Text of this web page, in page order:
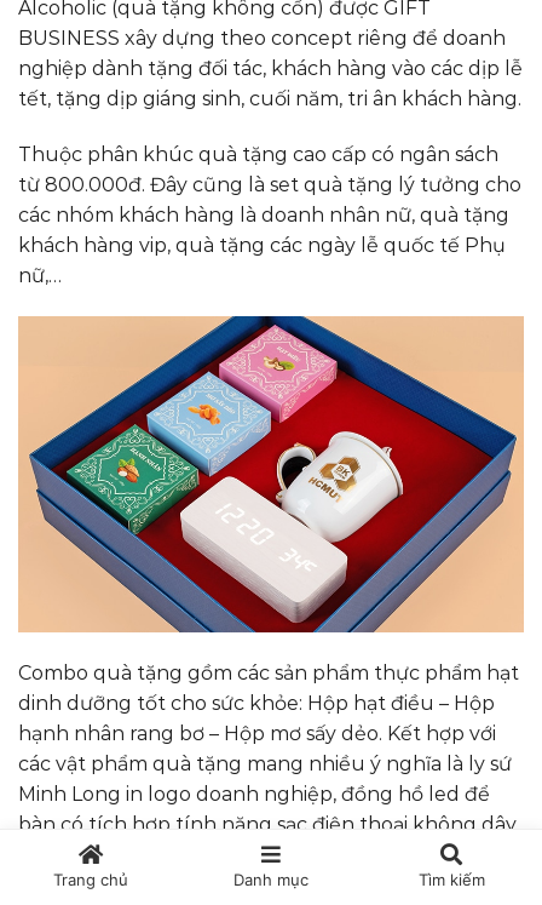
Alcoholic (quà tặng không cồn) được GIFT
BUSINESS xây dựng theo concept riêng để doanh
nghiệp dành tặng đối tác, khách hàng vào các dịp lễ
tết, tặng dịp giáng sinh, cuối năm, tri ân khách hàng.
Thuộc phân khúc quà tặng cao cấp có ngân sách
từ 800.000đ. Đây cũng là set quà tặng lý tưởng cho
các nhóm khách hàng là doanh nhân nữ, quà tặng
khách hàng vip, quà tặng các ngày lễ quốc tế Phụ
nữ,…
Combo quà tặng gồm các sản phẩm thực phẩm hạt
dinh dưỡng tốt cho sức khỏe: Hộp hạt điều – Hộp
hạnh nhân rang bơ – Hộp mơ sấy dẻo. Kết hợp với
các vật phẩm quà tặng mang nhiều ý nghĩa là ly sứ
Minh Long in logo doanh nghiệp, đồng hồ led để
bàn có tích hợp tính năng sạc điện thoại không dây.
Tất cả các sản phẩm hạt được tùy chọn thay đổi
Trang chủ Danh mục Tìm kiếm